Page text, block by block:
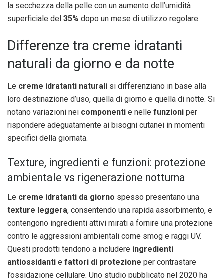
la secchezza della pelle con un aumento dell’umidità
superficiale del 35% dopo un mese di utilizzo regolare.
Differenze tra creme idratanti
naturali da giorno e da notte
Le creme idratanti naturali si differenziano in base alla
loro destinazione d’uso, quella di giorno e quella di notte. Si
notano variazioni nei componenti e nelle funzioni per
rispondere adeguatamente ai bisogni cutanei in momenti
specifici della giornata.
Texture, ingredienti e funzioni: protezione
ambientale vs rigenerazione notturna
Le creme idratanti da giorno spesso presentano una
texture leggera, consentendo una rapida assorbimento, e
contengono ingredienti attivi mirati a fornire una protezione
contro le aggressioni ambientali come smog e raggi UV.
Questi prodotti tendono a includere ingredienti
antiossidanti e fattori di protezione per contrastare
l’ossidazione cellulare. Uno studio pubblicato nel 2020 ha